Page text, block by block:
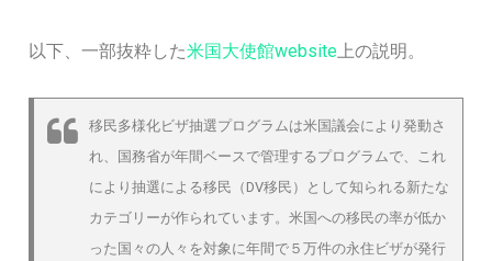
以下、一部抜粋した米国大使館website 上の説明。
移民多様化ビザ抽選プログラムは米国議会により発動さ
れ、国務省が年間ベースで管理するプログラムで、これ
により抽選による移民（DV移民）として知られる新たな
カテゴリーが作られています。米国への移民の率が低か
った国々の人々を対象に年間で５万件の永住ビザが発行